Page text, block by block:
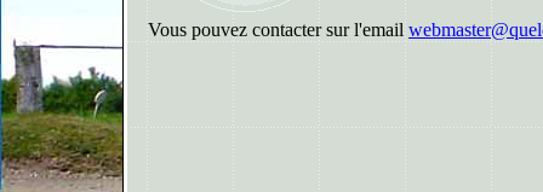
Vous pouvez contacter sur l'email